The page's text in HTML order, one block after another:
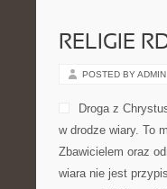
RELIGIE
POSTED BY ADMIN
Droga z
w drodze wiary. To
Zbawicielem oraz
wiara nie jest